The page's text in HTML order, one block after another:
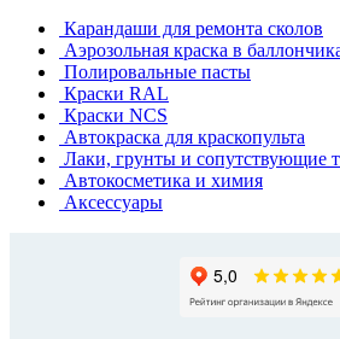
Карандаши для ремонта сколов
Аэрозольная краска в
Полировальные пасты
Краски RAL
Краски NCS
Автокраска для краскопульта
Лаки, грунты и сопутствующие
Автокосметика и химия
Аксессуары